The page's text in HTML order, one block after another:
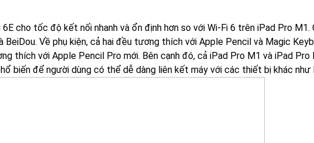
6E cho tốc độ kết nối nhanh và ổn định hơn so với Wi-Fi 6 trên iPad Pro
BeiDou. Về phụ kiện, cả hai đều tương thích với Apple Pencil và Magic
thích với Apple Pencil Pro mới. Bên cạnh đó, cả iPad Pro M1 và iPad
biến để người dùng có thể dễ dàng liên kết máy với các thiết bị khác như